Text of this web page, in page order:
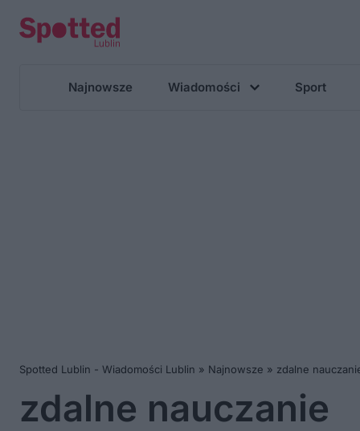
Najnowsze Wiadomości Sport
Spotted Lublin - Wiadomości Lublin » Najnowsze » zdalne
zdalne nauczanie